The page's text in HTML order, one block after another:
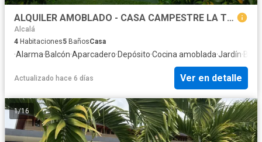
ALQUILER AMOBLADO - CASA CAMPESTRE LA TEBAIDA
Alcalá
4 Habitaciones5 BañosCasa
·Alarma·Balcón·Aparcadero·Depósito·Cocina amoblada·Jardín·
Actualizado hace 6 días Ver en detalle
1/16